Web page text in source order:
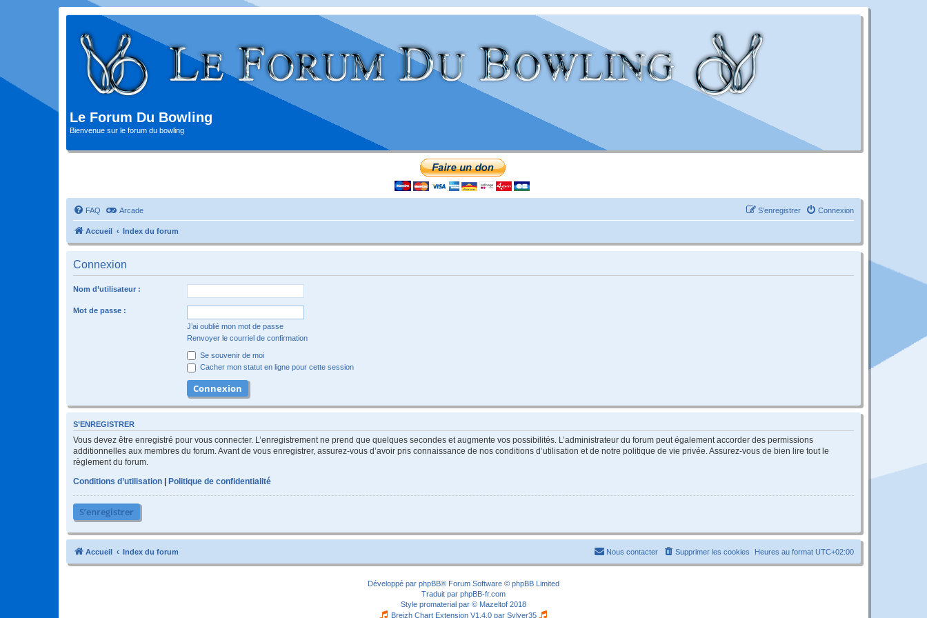
Le Forum Du Bowling
Bienvenue sur le forum du bowling
FAQ Arcade Connexion
S’enregistrer
Accueil Index du forum
Connexion
Nom d’utilisateur :
Mot de passe :
J’ai oublié mon mot de passe
Renvoyer le courriel de confirmation
Se souvenir de moi
Cacher mon statut en ligne pour cette session
S’ENREGISTRER
Vous devez être enregistré pour vous connecter. L’enregistrement ne prend que quelques secondes et augmente vos possibilités. L’administrateur du forum peut également accorder des permissions
additionnelles aux membres du forum. Avant de vous enregistrer, assurez-vous d’avoir pris connaissance de nos conditions d’utilisation et de notre politique de vie privée. Assurez-vous de bien lire tout le
règlement du forum.
Conditions d’utilisation
Politique de confidentialité
S’enregistrer
Accueil Index du forum Heures au format UTC+02:00
Supprimer les cookies
Nous contacter
Développé par phpBB® Forum Software © phpBB Limited
Traduit par phpBB-fr.com
Style promaterial par © Mazeltof 2018
Breizh Chart Extension V1.4.0 par Sylver35